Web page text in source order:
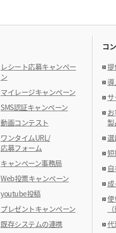
レシート応募キャンペー
ン
マイレージキャンペーン
SMS認証キャンペーン
動画コンテスト
ワンタイムURL/
応募フォーム
キャンペーン事務局
Web投票キャンペーン
youtube投稿
プレゼントキャンペーン
既存システムの連携
コ
提
導
製
選
短
使
代